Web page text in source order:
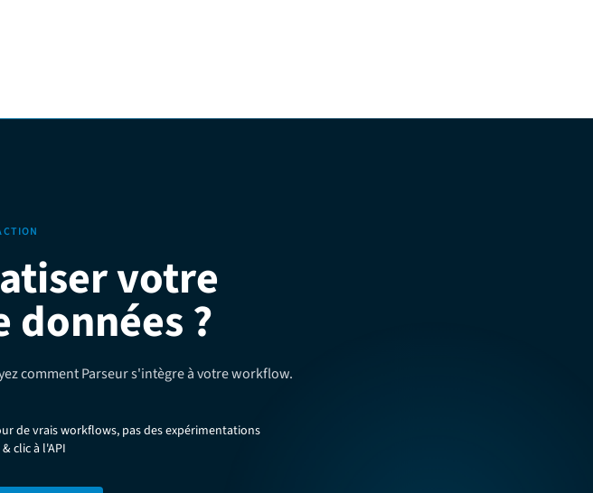
votre
?
comment Parseur s'intègre à votre workflow.
de vrais workflows, pas des expérimentations
clic à l'API